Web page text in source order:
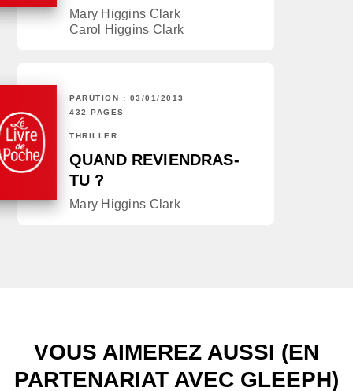
Mary Higgins Clark
Carol Higgins Clark
PARUTION : 03/01/2013
432 PAGES
THRILLER
QUAND REVIENDRAS-
TU ?
Mary Higgins Clark
VOUS AIMEREZ AUSSI (EN
PARTENARIAT AVEC GLEEPH)